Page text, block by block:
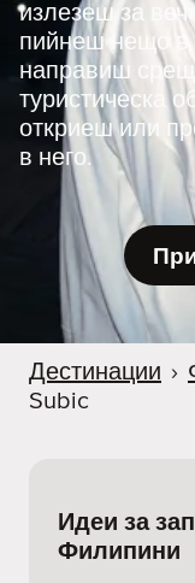
излезеш за
пийнеш нещо в
направиш
туристическа
откриеш или
в него.
Дестинации ›
Subic
Идеи за
Филипини